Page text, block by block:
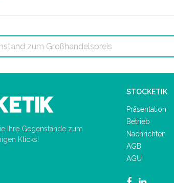
Ihre Gegenstände zum
Klicks!
STOCKETIK
Präsentation
Betrieb
Nachrichten
AGB
AGU